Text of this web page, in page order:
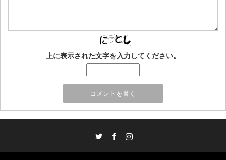
上に表示された文字を入力してください。